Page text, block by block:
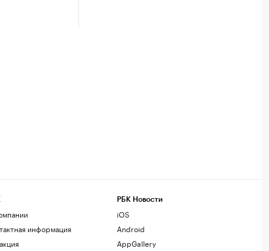
информация
РБК Новости
iOS
Android
AppGallery